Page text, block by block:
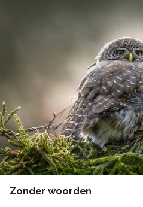
Zonder woorden